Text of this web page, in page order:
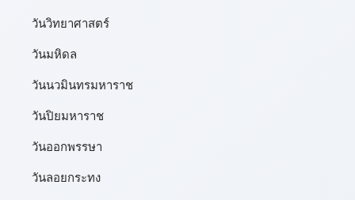
วันวิทยาศาสตร์
วันมหิดล
วันนวมินทรมหาราช
วันปิยมหาราช
วันออกพรรษา
วันลอยกระทง